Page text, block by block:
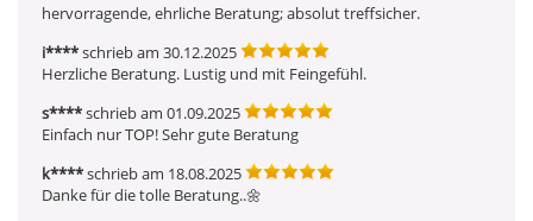
hervorragende, ehrliche Beratung; absolut treffsicher.
i****schrieb am 30.12.2025
Herzliche Beratung. Lustig und mit Feingefühl.
s****schrieb am 01.09.2025
Einfach nur TOP! Sehr gute Beratung
k****schrieb am 18.08.2025
Danke für die tolle Beratung..🌼